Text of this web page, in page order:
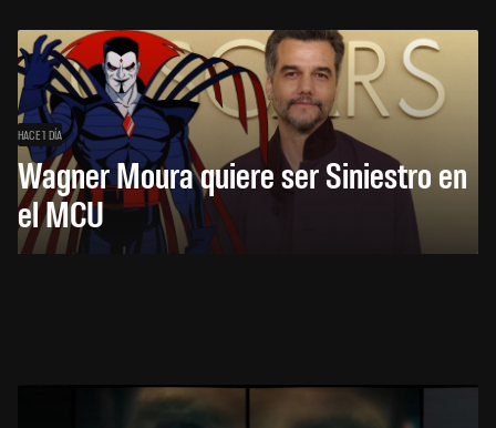
HACE 1 DÍA
Wagner Moura quiere ser Siniestro en
el MCU